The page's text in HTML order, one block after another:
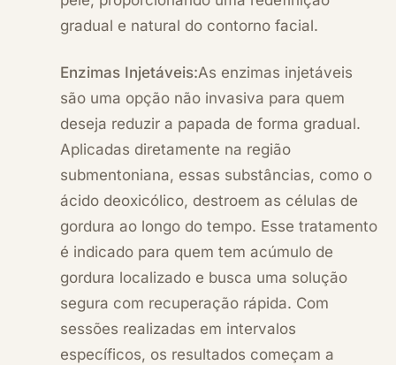
gradual e natural do contorno facial.
Enzimas Injetáveis:As enzimas injetáveis
são uma opção não invasiva para quem
deseja reduzir a papada de forma gradual.
Aplicadas diretamente na região
submentoniana, essas substâncias, como o
ácido deoxicólico, destroem as células de
gordura ao longo do tempo. Esse tratamento
é indicado para quem tem acúmulo de
gordura localizado e busca uma solução
segura com recuperação rápida. Com
sessões realizadas em intervalos
específicos, os resultados começam a